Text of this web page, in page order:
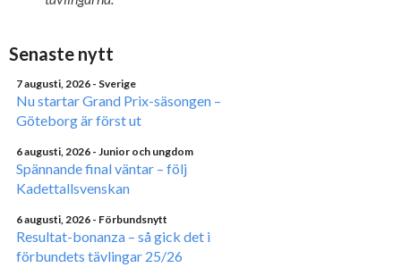
Senaste nytt
7 augusti, 2026 - Sverige
Nu startar Grand Prix-säsongen –
Göteborg är först ut
6 augusti, 2026 - Junior och ungdom
Spännande final väntar – följ
Kadettallsvenskan
6 augusti, 2026 - Förbundsnytt
Resultat-bonanza – så gick det i
förbundets tävlingar 25/26